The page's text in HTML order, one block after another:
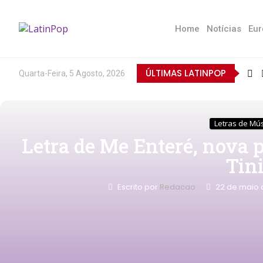
Home Notícias
Quarta-Feira, 5 Agosto, 2026 ÚLTIMAS LATINPOP
Letras de
Letra de Me Enteré, nova
Tini
Escrito por Redacao 22 de maio